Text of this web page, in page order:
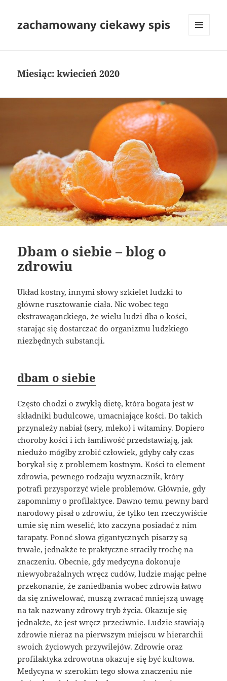
zachamowany ciekawy spis
Miesiąc:kwiecień 2020
Dbam o siebie – blog o
zdrowiu
Układ kostny, innymi słowy szkielet ludzki to
główne rusztowanie ciała. Nic wobec tego
ekstrawaganckiego, że wielu ludzi dba o kości,
starając się dostarczać do organizmu ludzkiego
niezbędnych substancji.
dbam o siebie
Często chodzi o zwykłą dietę, która bogata jest w
składniki budulcowe, umacniające kości. Do takich
przynależy nabiał (sery, mleko) i witaminy. Dopiero
choroby kości i ich łamliwość przedstawiają, jak
niedużo mógłby zrobić człowiek, gdyby cały czas
borykał się z problemem kostnym. Kości to element
zdrowia, pewnego rodzaju wyznacznik, który
potrafi przysporzyć wiele problemów. Głównie, gdy
zapomnimy o profilaktyce. Dawno temu pewny bard
narodowy pisał o zdrowiu, że tylko ten rzeczywiście
umie się nim weselić, kto zaczyna posiadać z nim
tarapaty. Ponoć słowa gigantycznych pisarzy są
trwałe, jednakże te praktyczne straciły trochę na
znaczeniu. Obecnie, gdy medycyna dokonuje
niewyobrażalnych wręcz cudów, ludzie mając pełne
przekonanie, że zaniedbania wobec zdrowia łatwo
da się zniwelować, muszą zwracać mniejszą uwagę
na tak nazwany zdrowy tryb życia. Okazuje się
jednakże, że jest wręcz przeciwnie. Ludzie stawiają
zdrowie nieraz na pierwszym miejscu w hierarchii
swoich życiowych przywilejów. Zdrowie oraz
profilaktyka zdrowotna okazuje się być kultowa.
Medycyna w szerokim tego słowa znaczeniu nie